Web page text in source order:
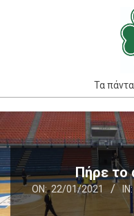
Τα
Primary
Navigation
Menu
Πήρε το
ON: 22/01/2021 IN: